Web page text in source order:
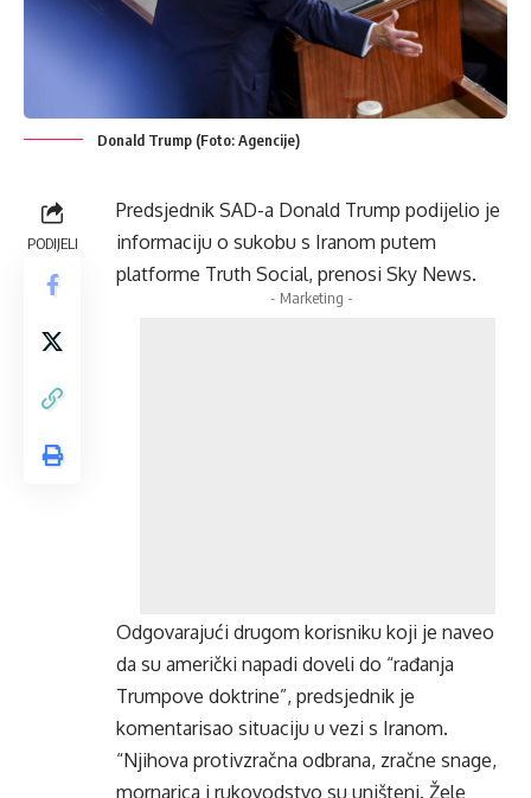
Donald Trump (Foto: Agencije)
PODIJELI
Predsjednik SAD-a Donald Trump podijelio je
informaciju o sukobu s Iranom putem
platforme Truth Social, prenosi Sky News.
- Marketing -
Odgovarajući drugom korisniku koji je naveo
da su američki napadi doveli do “rađanja
Trumpove doktrine”, predsjednik je
komentarisao situaciju u vezi s Iranom.
“Njihova protivzračna odbrana, zračne snage,
mornarica i rukovodstvo su uništeni. Žele